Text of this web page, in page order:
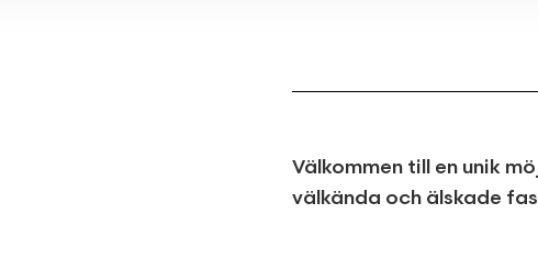
Välkommen till en unik
välkända och älskade